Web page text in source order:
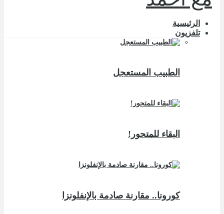
الرئيسية
تلفزيون
الطبيب المستعجل
البقاء للمتحور!
كورونا.. مقارنة صادمة بالإنفلونزا